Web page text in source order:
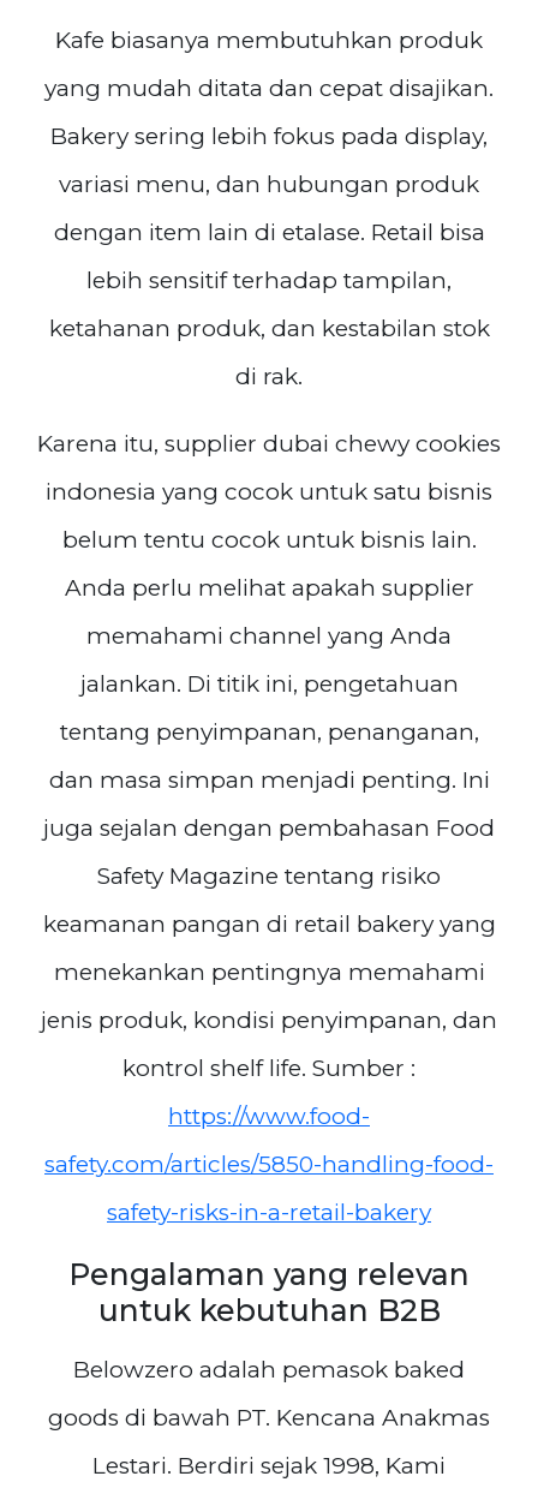
Kafe biasanya membutuhkan produk
yang mudah ditata dan cepat disajikan.
Bakery sering lebih fokus pada display,
variasi menu, dan hubungan produk
dengan item lain di etalase. Retail bisa
lebih sensitif terhadap tampilan,
ketahanan produk, dan kestabilan stok
di rak.
Karena itu, supplier dubai chewy cookies
indonesia yang cocok untuk satu bisnis
belum tentu cocok untuk bisnis lain.
Anda perlu melihat apakah supplier
memahami channel yang Anda
jalankan. Di titik ini, pengetahuan
tentang penyimpanan, penanganan,
dan masa simpan menjadi penting. Ini
juga sejalan dengan pembahasan Food
Safety Magazine tentang risiko
keamanan pangan di retail bakery yang
menekankan pentingnya memahami
jenis produk, kondisi penyimpanan, dan
kontrol shelf life. Sumber :
https://www.food-
safety.com/articles/5850-handling-food-
safety-risks-in-a-retail-bakery
Pengalaman yang relevan
untuk kebutuhan B2B
Belowzero adalah pemasok baked
goods di bawah PT. Kencana Anakmas
Lestari. Berdiri sejak 1998, Kami